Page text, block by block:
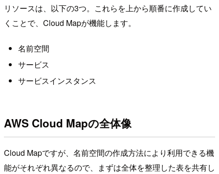
リソースは、以下の3つ。これらを上から順番に作成してい
くことで、Cloud Mapが機能します。
名前空間
サービス
サービスインスタンス
AWS Cloud Mapの全体像
Cloud Mapですが、名前空間の作成方法により利用できる機
能がそれぞれ異なるので、まずは全体を整理した表を共有し